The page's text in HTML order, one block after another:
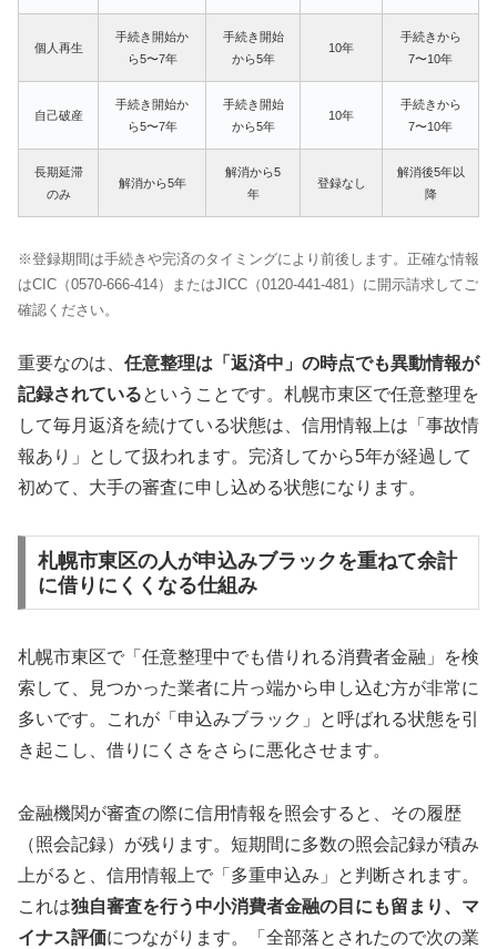
個人再生
手続き開始か
ら5〜7年
手続き開始
から5年
10年
手続きから
7〜10年
自己破産
手続き開始か
ら5〜7年
手続き開始
から5年
10年
手続きから
7〜10年
長期延滞
のみ
解消から5年
解消から5
年
登録なし
解消後5年以
降
※登録期間は手続きや完済のタイミングにより前後します。正確な情報
はCIC（0570-666-414）またはJICC（0120-441-481）に開示請求してご
確認ください。
重要なのは、 任意整理は「返済中」の時点でも異動情報が
記録されているということです。札幌市東区で任意整理を
して毎月返済を続けている状態は、信用情報上は「事故情
報あり」として扱われます。完済してから5年が経過して
初めて、大手の審査に申し込める状態になります。
札幌市東区の人が申込みブラックを重ねて余計
に借りにくくなる仕組み
札幌市東区で「任意整理中でも借りれる消費者金融」を検
索して、見つかった業者に片っ端から申し込む方が非常に
多いです。これが「申込みブラック」と呼ばれる状態を引
き起こし、借りにくさをさらに悪化させます。
金融機関が審査の際に信用情報を照会すると、その履歴
（照会記録）が残ります。短期間に多数の照会記録が積み
上がると、信用情報上で「多重申込み」と判断されます。
これは独自審査を行う中小消費者金融の目にも留まり、マ
イナス評価につながります。「全部落とされたので次の業